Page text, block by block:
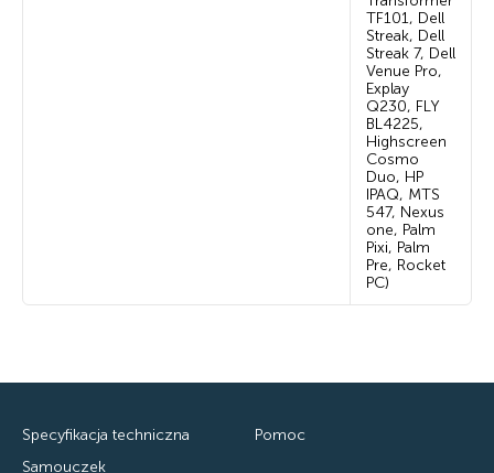
TF101, Dell
Streak, Dell
Streak 7, Dell
Venue Pro,
Explay
Q230, FLY
BL4225,
Highscreen
Cosmo
Duo, HP
IPAQ, MTS
547, Nexus
one, Palm
Pixi, Palm
Pre, Rocket
PC)
Specyfikacja techniczna
Samouczek
Pomoc